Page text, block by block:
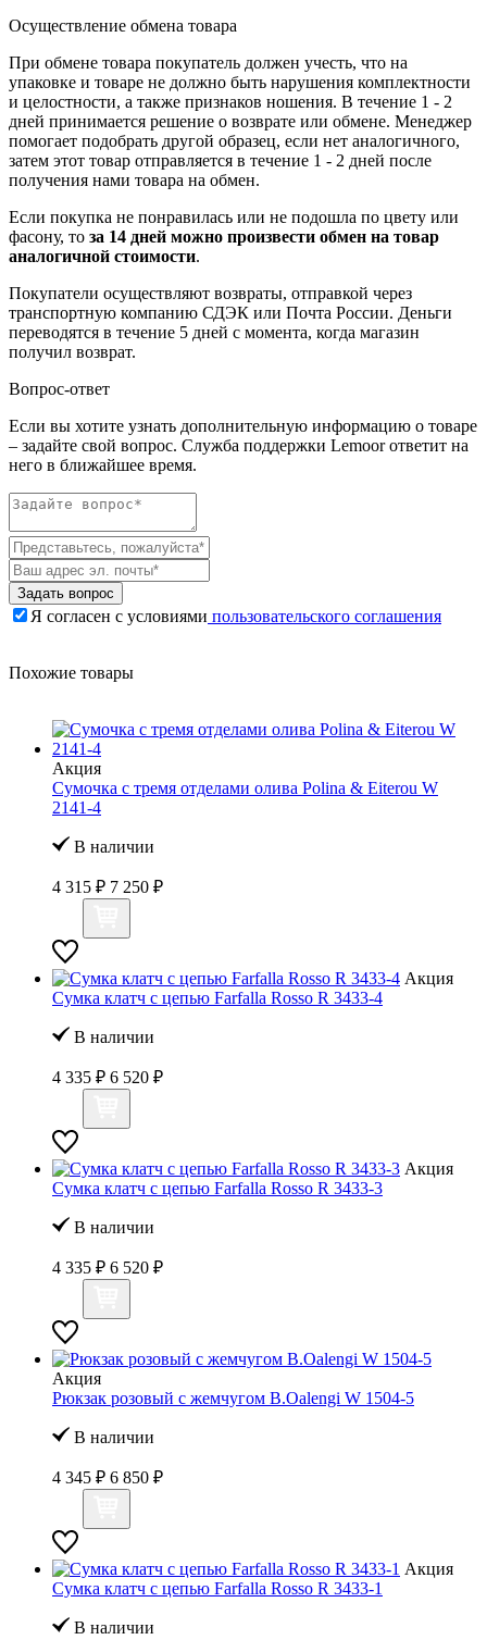
Осуществление обмена товара
При обмене товара покупатель должен учесть, что на
упаковке и товаре не должно быть нарушения комплектности
и целостности, а также признаков ношения. В течение 1 - 2
дней принимается решение о возврате или обмене. Менеджер
помогает подобрать другой образец, если нет аналогичного,
затем этот товар отправляется в течение 1 - 2 дней после
получения нами товара на обмен.
Если покупка не понравилась или не подошла по цвету или
фасону, то за 14 дней можно произвести обмен на товар
аналогичной стоимости.
Покупатели осуществляют возвраты, отправкой через
транспортную компанию СДЭК или Почта России. Деньги
переводятся в течение 5 дней с момента, когда магазин
получил возврат.
Вопрос-ответ
Если вы хотите узнать дополнительную информацию о товаре
– задайте свой вопрос. Служба поддержки Lemoor ответит на
него в ближайшее время.
Задать вопрос
Я согласен с условиями пользовательского соглашения
Похожие товары
Акция
Сумочка с тремя отделами олива Polina & Eiterou W
2141-4
В наличии
4 315 ₽ 7 250 ₽
Акция
Сумка клатч с цепью Farfalla Rosso R 3433-4
В наличии
4 335 ₽ 6 520 ₽
Акция
Сумка клатч с цепью Farfalla Rosso R 3433-3
В наличии
4 335 ₽ 6 520 ₽
Акция
Рюкзак розовый с жемчугом B.Oalengi W 1504-5
В наличии
4 345 ₽ 6 850 ₽
Акция
Сумка клатч с цепью Farfalla Rosso R 3433-1
В наличии